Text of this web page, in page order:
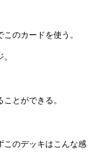
のカードを使う。
ことができる。
このデッキはこんな感